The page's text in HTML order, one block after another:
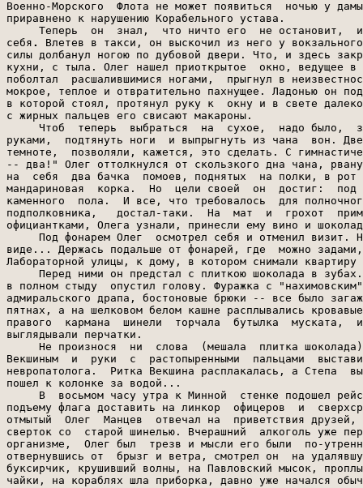
Военно-Морского  Флота не может появиться  ночью у
приравнено к нарушению Корабельного устава.
Теперь  он  знал,  что ничто его  не остановит,
себя . Влетев в такси, он выскочил из него у вокзального ресторана и изо всей
силы долбанул ногою по дубовой двери. Что, и здесь закрыто? Тогда со стороны
кухни, с тыла. Олег нашел приоткрытое  окно, ведущее в  непроглядную темень,
поболтал  расшалившимися ногами,  прыгнул в неизвестность и попал  во что-то
мокрое, теплое и отвратительно пахнущее. Ладонью он поддел жиденькую кашицу,
в которой стоял, протянул руку к  окну и в свете далекого фонаря увидел, что
с жирных пальцев его свисают макароны.
     Чтоб  теперь  выбраться  на  сухое,  надо было,  за что-то  ухватившись
руками,  подтянуть ноги  и выпрыгнуть из чана  вон. Две  скобы, нащупанные в
темноте,  позволяли, кажется, это сделать. С гимнастическим  возгласом "...и
-- два!" Олег оттолкнулся от скользкого дна чана, рванул тело кверху и вылил
на  себя  два бачка  помоев, поднятых  на полки, в рот  ему,  кстати, попала
мандариновая  корка.  Но  цели своей  он  достиг:  под  ногами  была  твердь
каменного  пола.  И все, что требовалось  для полночного  визита  к  супруге
подполковника,   достал-таки.  На  мат  и  грохот  примчалась   буфетчица  с
официантками, Олега узнали, принесли ему вино и шоколад.
     Под фонарем Олег  осмотрел себя и отменил визит. Но и на линкор в таком
виде... Держась подальше от фонарей, где  можно задами,  Олег двинулся вдоль
Лабораторной улицы, к дому, в котором снимали квартиру Векшины.
     Перед ними он предстал с плиткою шоколада в зубах.  Подошел к зеркалу и
в полном стыду  опустил голову. Фуражка с "нахимовским" козырьком, шинель из
адмиральского драпа, бостоновые брюки -- все было загажено,  все  в радужных
пятнах, а на шелковом белом кашне расплывались кровавые томатные  кляксы. Из
правого  кармана  шинели  торчала  бутылка  муската,  из  другого  кокетливо
выглядывали перчатки.
     Не произнося  ни  слова  (мешала  плитка шоколада),  Олег  повернулся к
Векшиным  и  руки  с  растопыренными  пальцами  выставил, как  на  приеме  у
невропатолога.  Ритка Векшина расплакалась, а Степа  выругался, взял ведра и
пошел к колонке за водой...
     В  восьмом часу утра к Минной  стенке подошел рейсовый  барказ,  чтоб к
подъему флага доставить на линкор  офицеров  и  сверхсрочников. Вычищенный и
отмытый  Олег  Манцев  отвечал на  приветствия друзей,  руку  его  оттягивал
сверток со  старой шинелью. Вчерашний  алкоголь уже перегорел  в его могучем
организме,  Олег был  трезв и мысли его были  по-утреннему ясны.  В барказе,
отвернувшись от  брызг и ветра, смотрел он  на удалявшуюся Минную стенку, на
буксирчик, крушивший волны, на Павловский мысок, проплывавший мимо.  Кричали
чайки, на кораблях шла приборка, давно уже начался обычный день эскадры.
     Летом  прошлого  1952  года  кому-то  в  каюте  No 61 пришла мысль  все
внутрикаютные события отмечать приказами.
     Так и  сделали. Приказы  по  форме напоминали громовые  документы штаба
эскадры.
     Всем доставалось в этих  приказах, Олегу Манцеву больше всех. Месяца не
прошло с начала офицерской службы, а в каюте после отбоя зачитали:

     5 августа 1952 г. No 001
     Бухта Северная.
     ПРИКАЗ по каюте No 61 линейного корабля
     3 августа  с. г.  лейтенант МАНЦЕВ  О.  П. прибыл с берега в  нетрезвом
состоянии,  распространяя запах муската "Красный камень" и духов "Магнолия",
При тщательном  осмотре вышеупомянутого лейтенанта МАНЦЕВА О. П.  обнаружено
следующее:  за  звездочку  левого  погона  зацепился  женский  волос,  масть
которого  установить  не  удалось,  равно  как  и принадлежность; из  денег,
отпущенных  МАНЦЕВУ  на культурно-массовые  мероприятия,  недостает  большей
части их; структура  грязи  на ботинках свидетельствует о том, что лейтенант
МАНЦЕВ увольнение проводил в районе Корабельной стороны, пользующейся дурной
славой.
     Подобные  нарушения дисциплины могли привести  к тяжелым последствиям и
возбудить к  каюте  нездоровый интерес старшего помощника  командира корабля
капитана 2 ранга Милютина Ю. И.
     За допущенные ошибки и потерю бдительности приказываю:
     Лейтенанта МАНЦЕВА О. П, арестовать на 3 (три) банки сгущенного молока.
     Командир каюты ст. лейт. Векшин.

     Из тридцати пяти приказов,  оглашенных в каюте,  пятнадцать посвящались
Манцеву.
     Особо старательно трудились над шестнадцатым, в поте лица.

     18 марта 1953 г. No 036
     Бухта Северная.
     ПРИКАЗ по каюте No 61 линейного корабля
     Содержание: о  кощунственном отношении  члена каюты  МАНЦЕВА  О.  П.  к
символам и знакам доблестных Военно-Морских Сил и наказании виновного.
     15 марта  с. г. лейтенант  МАНЦЕВ О. П. с  неизвестной целью  проник  в
23.45  по   московскому  времени  в   служебное  помещение   ресторана   при
железнодорожном  вокзале ст. Севастополь. Благодаря  смелости обслуживающего
ресторан персонала  преступные намерения  МАНЦЕВА  О. П.  не  осуществились.
Вынужденный обратиться в бегство, преступник  нашел укрытие у ст. лейтенанта
ВЕКШИНА С. Т., который на  предварительном  следствии показал, что МАНЦЕВ О.
П. осквернил помоями шинель, фуражку и брюки.
     Проступок  лейтенанта  МАНЦЕВА  является  вопиющим  актом  легкомыслия,
который  следует  приравнять  к   диверсионно-террористической  деятельности
классовых врагов Черноморского флота.
     Приказываю: Лейтенанта  МАНЦЕВА О.  П. за надругательство над святынями
ВМС арестовать на две бутылки коньяка и объявить ему  выговор с занесением в
книгу жалоб ресторана.
     Командир каюты ст. лейтенант Векшин.
     Приказ, как и все предыдущие,  составляли втроем.  Втроем  же и сожгли:
Степа  разорвал приказ  на  части, Борис  собрал обрывки,  Олег поднес огонь
зажигалки.
     --  Приказ  обжалованию не  подлежит,  --  забубнил  Гущин,  -- и будет
приведен в исполнение после похода.
     О нем,  походе, и  заговорили. Поход тяжелейший: на флот прибыл адмирал
Немченко  -- главный инспектор боевой  подготовки, кислая жизнь  обеспечена,
командующий эскадрой флаг свой перенесет на линкор.
     Лучшее  лекарство  от всех грядущих бед --  заблаговременный  сон.  Все
полезли под  одеяла.  Олегу не  спалось.  Долго  ворочался,  потом привстал,
поняв, что и Гущин не спит.
     -- Мерзость какая-то на душе,  -- признался он.  -- Что-то нехорошее со
мной происходит. Шинель эта опять же.
     -- Плюнь, -- дал верный совет Гущин. -- Все проходит. Все, к сожалению,
проходит.  Плохо  то, что  ты начал  думать.  Не для этого  дана  голова. Ты
подумай  -- и прекрати думать. -- Думать, чтоб не  думать?..  Порочный круг.
Борис Гущин как-то обреченно  вздохнул. -- Нет, Олежка.  Научиться не думать
-- это то. для чего мы созданы. Поверь мне.
     Три  коротких  тревожных   звонка  предваряют  возникновение  длинного,
надсадного, кажущегося  бесконечным звука, который проникает  во все отсеки,
выгородки,  кубрики и  каюты линкора,  несется взрывной волной по верхним  и
нижним палубам, -- и громадный корабль, начиненный динамиками трансляции, на
весь  рейд  ревет  голосом старшего